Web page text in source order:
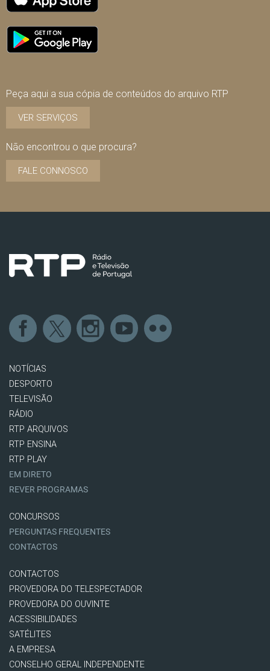
Peça aqui a sua cópia de conteúdos do arquivo RTP
VER SERVIÇOS
Não encontrou o que procura?
FALE CONNOSCO
NOTÍCIAS
DESPORTO
TELEVISÃO
RÁDIO
RTP ARQUIVOS
RTP ENSINA
RTP PLAY
EM DIRETO
REVER PROGRAMAS
CONCURSOS
PERGUNTAS FREQUENTES
CONTACTOS
CONTACTOS
PROVEDORA DO TELESPECTADOR
PROVEDORA DO OUVINTE
ACESSIBILIDADES
SATÉLITES
A EMPRESA
CONSELHO GERAL INDEPENDENTE